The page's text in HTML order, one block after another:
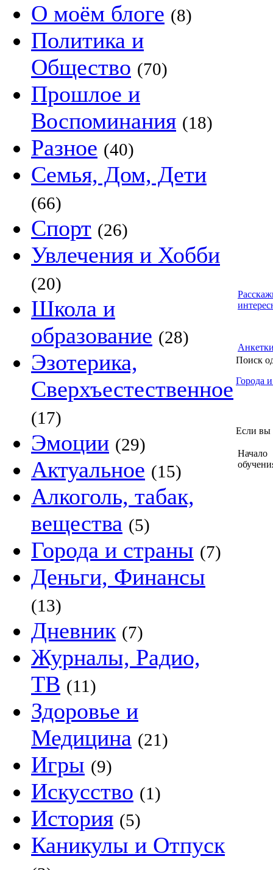
О моём блоге (8)
Политика и
Общество (70)
Прошлое и
Воспоминания (18)
Разное (40)
Семья, Дом, Дети
(66)
Спорт (26)
Увлечения и Хобби
(20)
Школа и
образование (28)
Эзотерика,
Сверхъестественное
(17)
Эмоции (29)
Актуальное (15)
Алкоголь, табак,
вещества (5)
Города и страны (7)
Деньги, Финансы
(13)
Дневник (7)
Журналы, Радио,
ТВ (11)
Здоровье и
Медицина (21)
Игры (9)
Искусство (1)
История (5)
Каникулы и Отпуск
Поиск
Города
Если вы
Начало